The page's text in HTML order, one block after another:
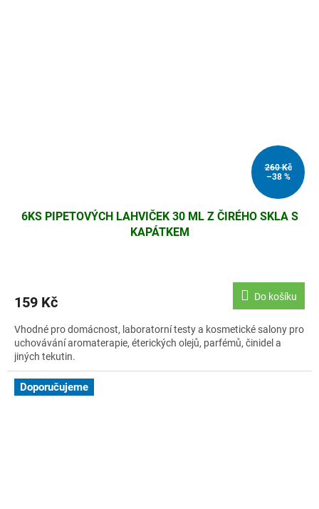
260 Kč
–38 %
6KS PIPETOVÝCH LAHVIČEK 30 ML Z ČIRÉHO SKLA S
KAPÁTKEM
159 Kč Do košíku
Vhodné pro domácnost, laboratorní testy a kosmetické salony pro
uchovávání aromaterapie, éterických olejů, parfémů, činidel a
jiných tekutin.
Doporučujeme